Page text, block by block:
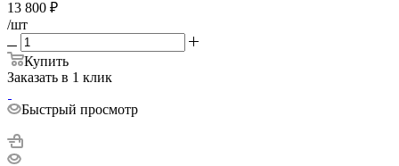
13 800 ₽
/шт
Купить
Заказать в 1 клик
Быстрый просмотр